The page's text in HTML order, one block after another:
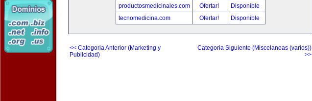
productosmedicinales.com
Ofertar!
Disponible
tecnomedicina.com
Ofertar! Disponible
<< Categoria Anterior (Marketing y
Publicidad)
Categoria Siguiente (Miscelaneas (varios))
>>